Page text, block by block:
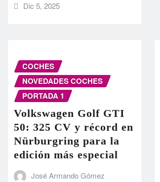
Dic 5, 2025
COCHES
NOVEDADES COCHES
PORTADA 1
Volkswagen Golf GTI
50: 325 CV y récord en
Nürburgring para la
edición más especial
José Armando Gómez